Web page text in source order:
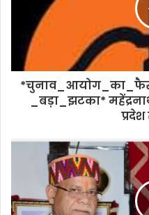
_बड़ा_झटका*